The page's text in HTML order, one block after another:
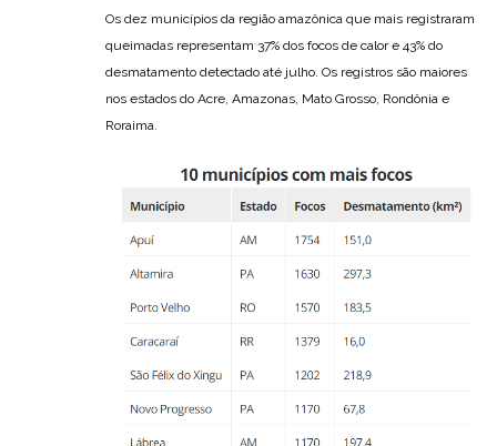
Os dez municípios da região amazônica que mais registraram
queimadas representam 37% dos focos de calor e 43% do
desmatamento detectado até julho. Os registros são maiores
nos estados do Acre, Amazonas, Mato Grosso, Rondônia e
Roraima.